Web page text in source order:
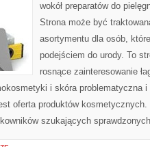
wokół preparatów do
Strona może być
asortymentu dla osób,
podejściem do urody. To
rosnące zainteresowanie
i skóra problematyczna i
oferta produktów
szukających